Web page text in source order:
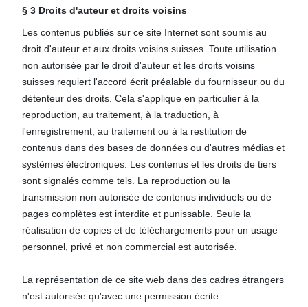
§ 3 Droits d'auteur et droits voisins
Les contenus publiés sur ce site Internet sont soumis au
droit d'auteur et aux droits voisins suisses. Toute utilisation
non autorisée par le droit d'auteur et les droits voisins
suisses requiert l'accord écrit préalable du fournisseur ou du
détenteur des droits. Cela s'applique en particulier à la
reproduction, au traitement, à la traduction, à
l'enregistrement, au traitement ou à la restitution de
contenus dans des bases de données ou d'autres médias et
systèmes électroniques. Les contenus et les droits de tiers
sont signalés comme tels. La reproduction ou la
transmission non autorisée de contenus individuels ou de
pages complètes est interdite et punissable. Seule la
réalisation de copies et de téléchargements pour un usage
personnel, privé et non commercial est autorisée.
La représentation de ce site web dans des cadres étrangers
n'est autorisée qu'avec une permission écrite.